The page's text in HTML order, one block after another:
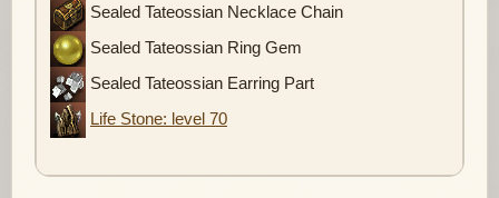
Sealed Tateossian Necklace Chain
Sealed Tateossian Ring Gem
Sealed Tateossian Earring Part
Life Stone: level 70